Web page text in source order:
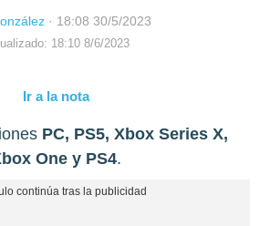
· 18:08 30/5/2023
18:10 8/6/2023
Ir a la nota
PC, PS5, Xbox Series X,
One y PS4.